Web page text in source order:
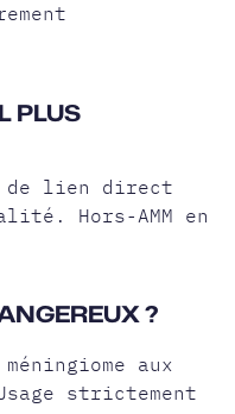
PLUS
de lien direct
Hors-AMM en
?
aux
strictement